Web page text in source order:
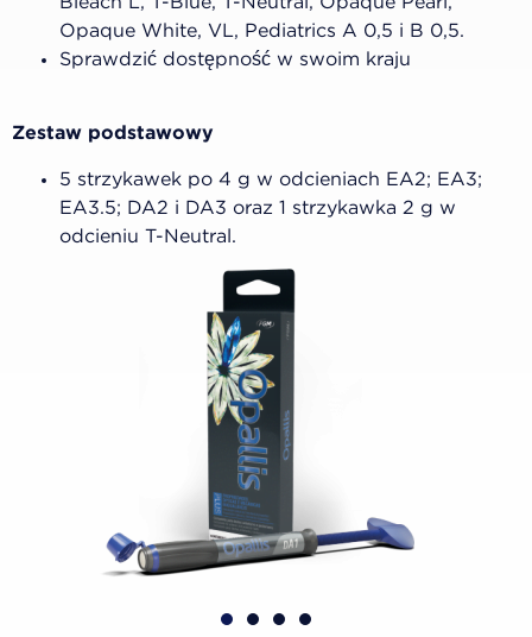
Opaque White, VL, Pediatrics A 0,5 i B 0,5.
Sprawdzić dostępność w swoim kraju
Zestaw podstawowy
5 strzykawek po 4 g w odcieniach EA2; EA3;
EA3.5; DA2 i DA3 oraz 1 strzykawka 2 g w
odcieniu T-Neutral.